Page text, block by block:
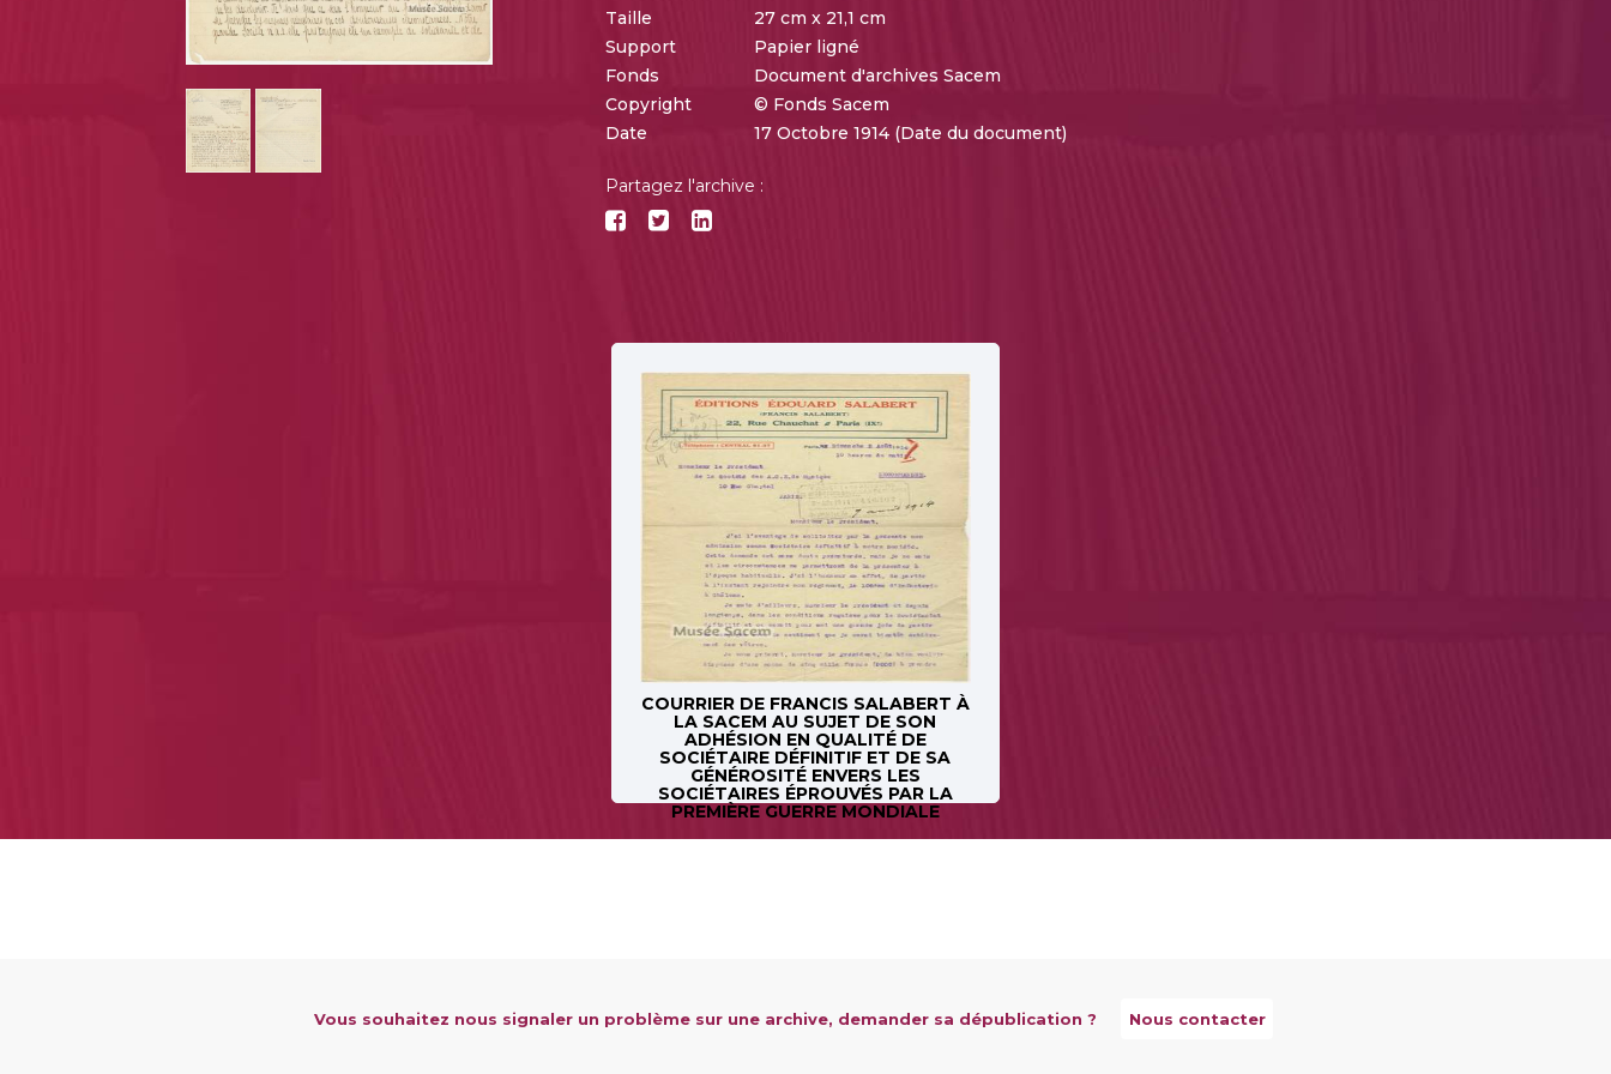
Taille
27 cm x 21,1 cm
Support
Papier ligné
Fonds
Document d'archives Sacem
Copyright
© Fonds Sacem
Date
17 Octobre 1914 (Date du document)
Partagez l'archive :
COURRIER DE FRANCIS SALABERT À
LA SACEM AU SUJET DE SON
ADHÉSION EN QUALITÉ DE
SOCIÉTAIRE DÉFINITIF ET DE SA
GÉNÉROSITÉ ENVERS LES
SOCIÉTAIRES ÉPROUVÉS PAR LA
PREMIÈRE GUERRE MONDIALE
Vous souhaitez nous signaler un problème sur une archive, demander sa dépublication ? Nous contacter